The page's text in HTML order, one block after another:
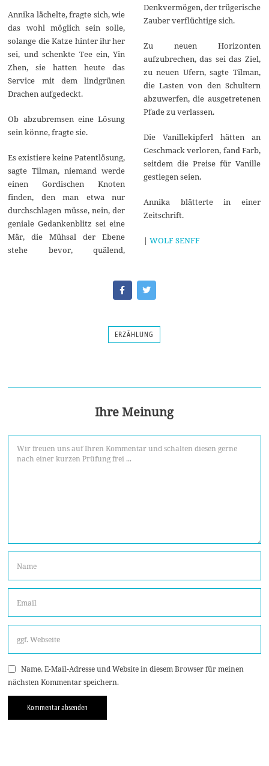
Annika lächelte, fragte sich, wie
das wohl möglich sein solle,
solange die Katze hinter ihr her
sei, und schenkte Tee ein, Yin
Zhen, sie hatten heute das
Service mit dem lindgrünen
Drachen aufgedeckt.
Ob abzubremsen eine Lösung
sein könne, fragte sie.
Es existiere keine Patentlösung,
sagte Tilman, niemand werde
einen Gordischen Knoten
finden, den man etwa nur
durchschlagen müsse, nein, der
geniale Gedankenblitz sei eine
Mär, die Mühsal der Ebene
stehe bevor, quälend,
Denkvermögen, der trügerische
Zauber verflüchtige sich.
Zu neuen Horizonten
aufzubrechen, das sei das Ziel,
zu neuen Ufern, sagte Tilman,
die Lasten von den Schultern
abzuwerfen, die ausgetretenen
Pfade zu verlassen.
Die Vanillekipferl hätten an
Geschmack verloren, fand Farb,
seitdem die Preise für Vanille
gestiegen seien.
Annika blätterte in einer
Zeitschrift.
| WOLF SENFF
ERZÄHLUNG
Ihre Meinung
Name, E-Mail-Adresse und Website in diesem Browser für meinen
nächsten Kommentar speichern.